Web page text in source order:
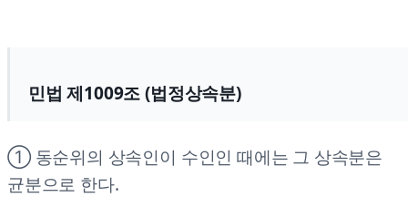
민법 제1009조 (법정상속분)
① 동순위의 상속인이 수인인 때에는 그 상속분은
균분으로 한다.